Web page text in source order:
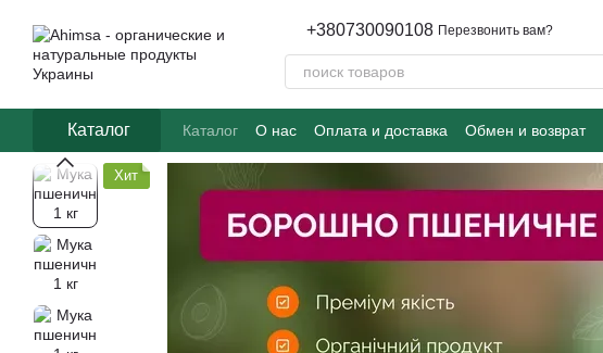
+380730090108 Перезвонить вам?
Каталог Каталог О нас Оплата и доставка Обмен и возврат
Часто задаваемые вопросы
Хит